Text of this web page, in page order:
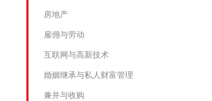
房地产
雇佣与劳动
互联网与高新技术
婚姻继承与私人财富管理
兼并与收购